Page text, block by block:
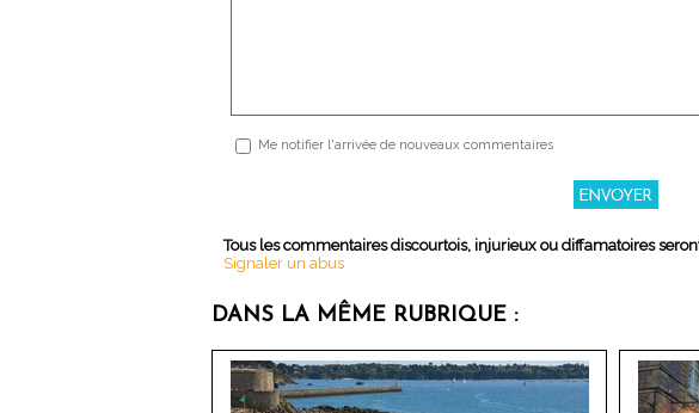
Me notifier l'arrivée de nouveaux commentaires
Tous les commentaires discourtois, injurieux ou diffamatoires
Signaler un abus
DANS LA MÊME RUBRIQUE :